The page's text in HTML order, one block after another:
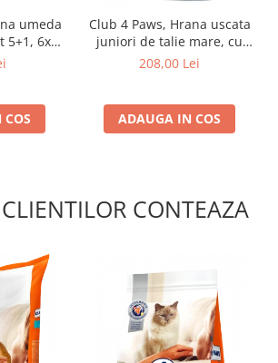
umeda
6x80
Club 4 Paws, Hrana uscata
juniori de talie mare, cu
pui, 14kg
208,00 Lei
ADAUGA IN COS
CONTEAZA